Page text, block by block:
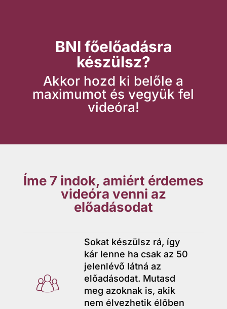
BNI főelőadásra
készülsz?
Akkor hozd ki belőle a
maximumot és vegyük fel
videóra!
Íme 7 indok, amiért érdemes
videóra venni az
előadásodat
Sokat készülsz rá, így
kár lenne ha csak az 50
jelenlévő látná az
előadásodat. Mutasd
meg azoknak is, akik
nem élvezhetik élőben